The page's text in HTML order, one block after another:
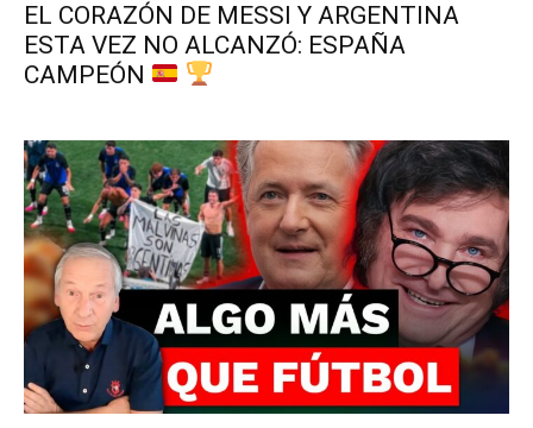
EL CORAZÓN DE MESSI Y ARGENTINA
ESTA VEZ NO ALCANZÓ: ESPAÑA
CAMPEÓN